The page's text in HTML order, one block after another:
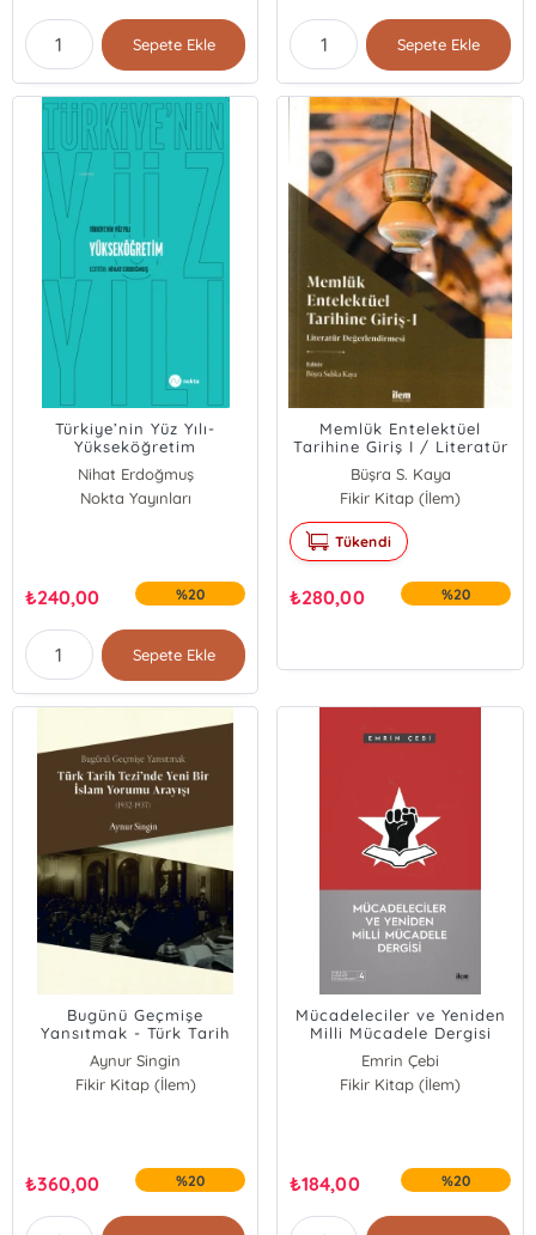
Sepete Ekle Sepete Ekle
Türkiye’nin Yüz Yılı-
Yükseköğretim
Nihat Erdoğmuş
Nokta Yayınları
₺240,00 %20
Sepete Ekle
Memlük Entelektüel
Tarihine Giriş I / Literatür
Değerlendirmesi
Büşra S. Kaya
Fikir Kitap (İlem)
Tükendi
₺280,00 %20
Bugünü Geçmişe
Yansıtmak - Türk Tarih
Tezi'nde Yeni Bir İslam
Yorumu Arayışı (1932-
1937)
Aynur Singin
Fikir Kitap (İlem)
₺360,00 %20
Mücadeleciler ve Yeniden
Milli Mücadele Dergisi
Emrin Çebi
Fikir Kitap (İlem)
₺184,00 %20